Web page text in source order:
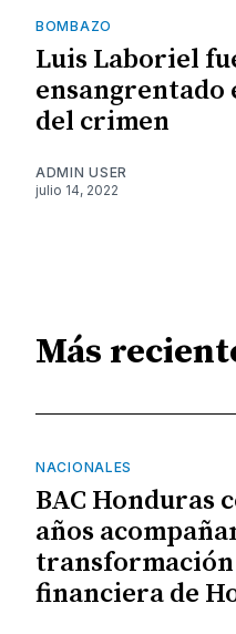
BOMBAZO
Luis Laboriel
ensangrentado
del crimen
ADMIN USER
julio 14, 2022
Más
NACIONALES
BAC Honduras
años
transformación
financiera de